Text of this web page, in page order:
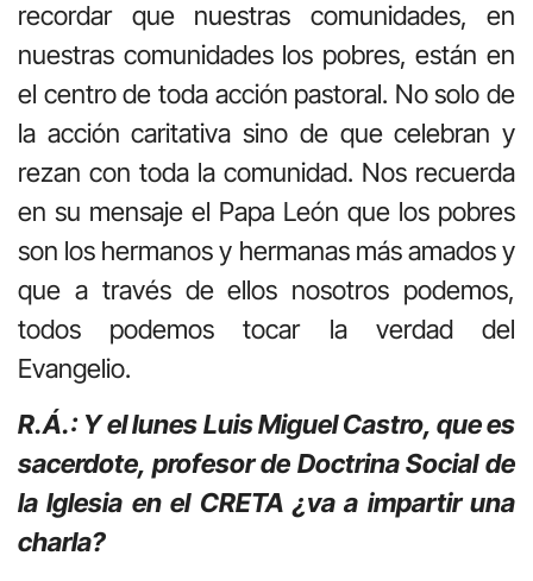
recordar que nuestras comunidades, en
nuestras comunidades los pobres, están en
el centro de toda acción pastoral. No solo de
la acción caritativa sino de que celebran y
rezan con toda la comunidad. Nos recuerda
en su mensaje el Papa León que los pobres
son los hermanos y hermanas más amados y
que a través de ellos nosotros podemos,
todos podemos tocar la verdad del
Evangelio.
R.Á.: Y el lunes Luis Miguel Castro, que es
sacerdote, profesor de Doctrina Social de
la Iglesia en el CRETA ¿va a impartir una
charla?